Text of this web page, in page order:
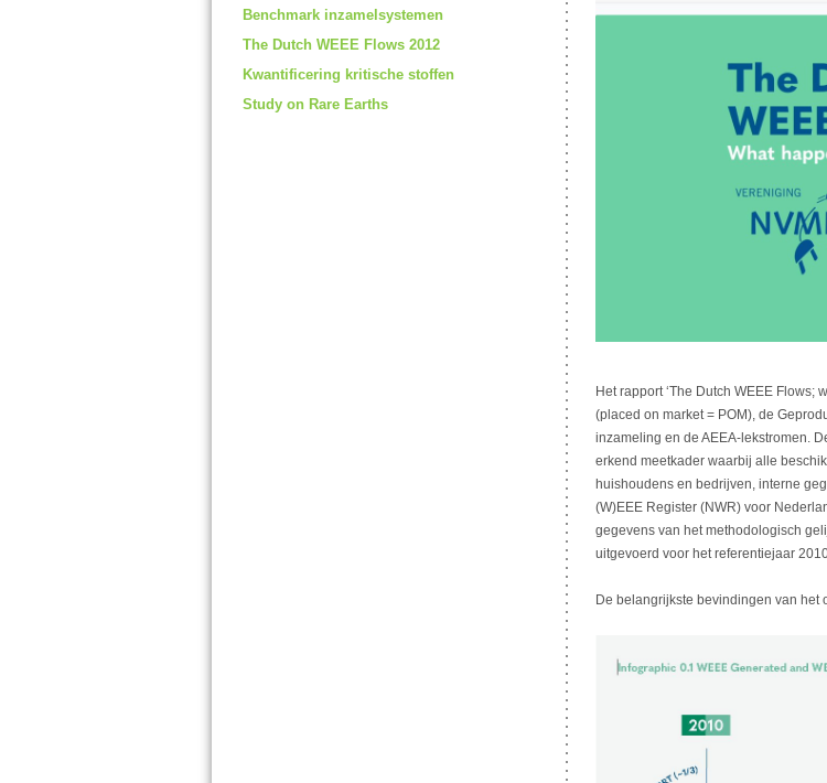
Benchmark inzamelsystemen
The Dutch WEEE Flows 2012
Kwantificering kritische stoffen
Study on Rare Earths
Het rapport ‘The Dutch WEEE Flows;
(placed on market = POM), de
inzameling en de AEEA-lekstromen.
erkend meetkader waarbij alle
huishoudens en bedrijven, interne
(W)EEE Register (NWR) voor
gegevens van het methodologisch
uitgevoerd voor het referentiejaar
De belangrijkste bevindingen van het